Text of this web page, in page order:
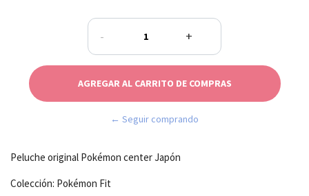
- +
← Seguir comprando
Peluche original Pokémon center Japón
Colección: Pokémon Fit